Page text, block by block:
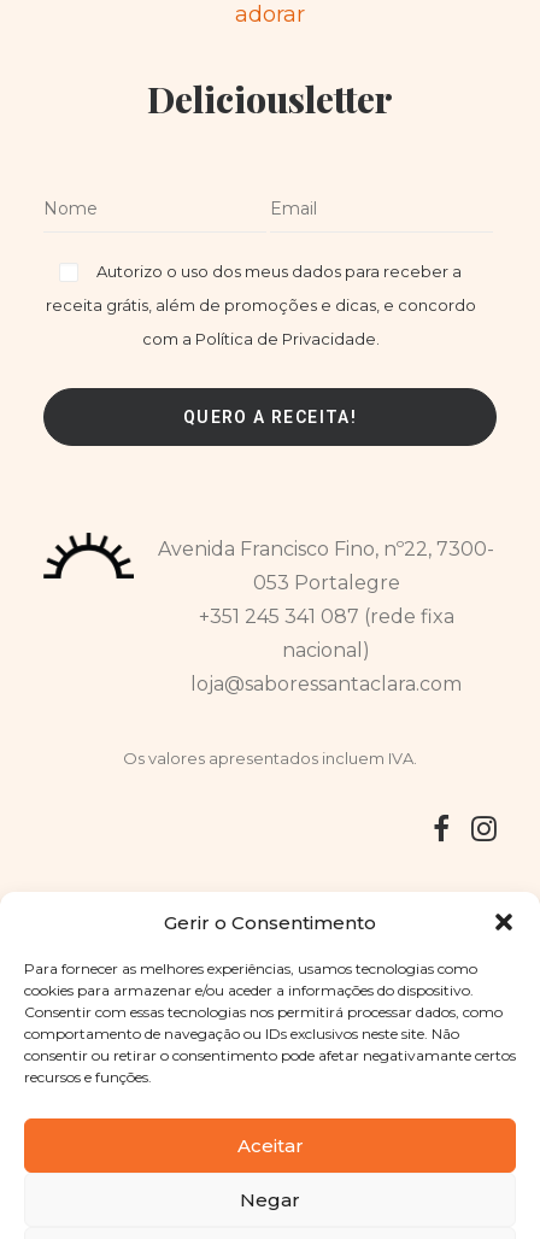
Gerir o Consentimento
Para fornecer as melhores experiências, usamos tecnologias como
cookies para armazenar e/ou aceder a informações do dispositivo.
Consentir com essas tecnologias nos permitirá processar dados, como
comportamento de navegação ou IDs exclusivos neste site. Não
consentir ou retirar o consentimento pode afetar negativamante certos
recursos e funções.
Aceitar
Negar
adorar
Deliciousletter
Autorizo o uso dos meus dados para receber a
receita grátis, além de promoções e dicas, e concordo
com a Política de Privacidade.
Avenida Francisco Fino, nº22, 7300-
053 Portalegre
+351 245 341 087 (rede fixa
nacional)
loja@saboressantaclara.com
Os valores apresentados incluem IVA.
Copyright © 2025 Sabores Santa Clara
. Todos os direitos
reservadosPolítica de Privacidade |Termos e condições
Designed byShift Your Branding Agency